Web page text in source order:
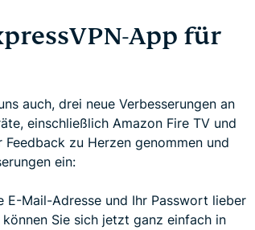
App für
auch, drei neue Verbesserungen an
einschließlich Amazon Fire TV und
zu Herzen genommen und
ein:
E-Mail-Adresse und Ihr Passwort lieber
Sie sich jetzt ganz einfach in